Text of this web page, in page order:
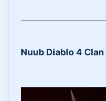
Nuub Diablo 4 Clan